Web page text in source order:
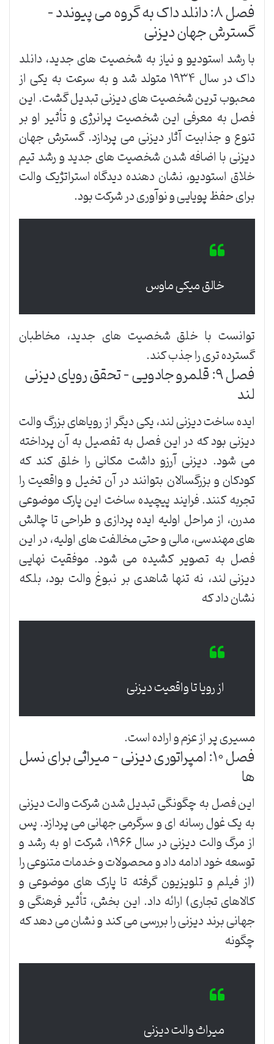
فصل ۸: دانلد داک به گروه می پیوندد –
گسترش جهان دیزنی
با رشد استودیو و نیاز به شخصیت های جدید، دانلد
داک در سال ۱۹۳۴ متولد شد و به سرعت به یکی از
محبوب ترین شخصیت های دیزنی تبدیل گشت. این
فصل به معرفی این شخصیت پرانرژی و تأثیر او بر
تنوع و جذابیت آثار دیزنی می پردازد. گسترش جهان
دیزنی با اضافه شدن شخصیت های جدید و رشد تیم
خلاق استودیو، نشان دهنده دیدگاه استراتژیک والت
برای حفظ پویایی و نوآوری در شرکت بود.
خالق میکی ماوس
توانست با خلق شخصیت های جدید، مخاطبان
گسترده تری را جذب کند.
فصل ۹: قلمرو جادویی – تحقق رویای دیزنی
لند
ایده ساخت دیزنی لند، یکی دیگر از رویاهای بزرگ والت
دیزنی بود که در این فصل به تفصیل به آن پرداخته
می شود. دیزنی آرزو داشت مکانی را خلق کند که
کودکان و بزرگسالان بتوانند در آن تخیل و واقعیت را
تجربه کنند. فرایند پیچیده ساخت این پارک موضوعی
مدرن، از مراحل اولیه ایده پردازی و طراحی تا چالش
های مهندسی، مالی و حتی مخالفت های اولیه، در این
فصل به تصویر کشیده می شود. موفقیت نهایی
دیزنی لند، نه تنها شاهدی بر نبوغ والت بود، بلکه
نشان داد که
از رویا تا واقعیت دیزنی
مسیری پر از عزم و اراده است.
فصل ۱۰: امپراتوری دیزنی – میراثی برای نسل
ها
این فصل به چگونگی تبدیل شدن شرکت والت دیزنی
به یک غول رسانه ای و سرگرمی جهانی می پردازد. پس
از مرگ والت دیزنی در سال ۱۹۶۶، شرکت او به رشد و
توسعه خود ادامه داد و محصولات و خدمات متنوعی را
(از فیلم و تلویزیون گرفته تا پارک های موضوعی و
کالاهای تجاری) ارائه داد. این بخش، تأثیر فرهنگی و
جهانی برند دیزنی را بررسی می کند و نشان می دهد که
چگونه
میراث والت دیزنی